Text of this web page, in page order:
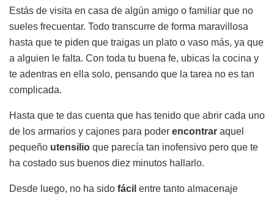
Estás de visita en casa de algún amigo o familiar que no
sueles frecuentar. Todo transcurre de forma maravillosa
hasta que te piden que traigas un plato o vaso más, ya que
a alguien le falta. Con toda tu buena fe, ubicas la cocina y
te adentras en ella solo, pensando que la tarea no es tan
complicada.
Hasta que te das cuenta que has tenido que abrir cada uno
de los armarios y cajones para poder encontrar aquel
pequeño utensilio que parecía tan inofensivo pero que te
ha costado sus buenos diez minutos hallarlo.
Desde luego, no ha sido fácil entre tanto almacenaje